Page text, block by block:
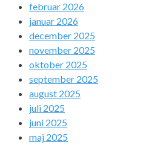
februar 2026
januar 2026
december 2025
november 2025
oktober 2025
september 2025
august 2025
juli 2025
juni 2025
maj 2025